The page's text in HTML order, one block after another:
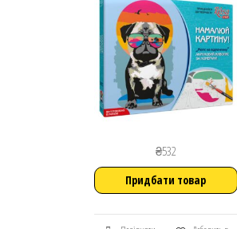
₴532
Придбати товар